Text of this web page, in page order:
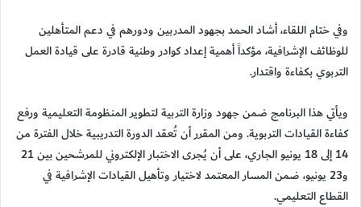
وفي ختام اللقاء، أشاد الحمد بجهود المدربين ودورهم في دعم المتأهلين
للوظائف الإشرافية، مؤكداً أهمية إعداد كوادر وطنية قادرة على قيادة العمل
التربوي بكفاءة واقتدار.
ويأتي هذا البرنامج ضمن جهود وزارة التربية لتطوير المنظومة التعليمية ورفع
كفاءة القيادات التربوية. ومن المقرر أن تُعقد الدورة التدريبية خلال الفترة من
14 إلى 18 يونيو الجاري، على أن يُجرى الاختبار الإلكتروني للمرشحين بين 21
و23 يونيو، ضمن المسار المعتمد لاختيار وتأهيل القيادات الإشرافية في
القطاع التعليمي.